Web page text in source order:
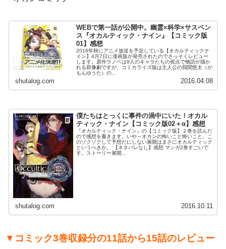
WEBで第一話が公開中。幽霊×科学×サスペン
ス『オカルティック・ナイン』【コミック版
01】感想
2016年秋にアニメ放送を予定している【オカルティックナ
イン】4月7日に漫画版が発売されたのでさっそくレビュー
します。原作ラノベは9人のキャラたちの視点で物語が描か
れる群像劇ですが、コミカライズ版は主人公の我聞悠太（が
もんゆうた）の...
shutalog.com 2016.04.08
僕たちはとっくに事件の渦中にいた！オカル
ティック・ナイン【コミック版02＋α】感想
『オカルティック・ナイン』の【コミック版】２巻を読んだ
ので感想を書きます。いや～オカンの怖いこと怖いこと。こ
のゾクゾクして予想だにしない展開はまさにオカルティック
というべきか。 【ネタバレなし】感想 マンガ2巻すごいで
す。ストーリー展開...
shutalog.com 2016.10.11
▼コミック3巻収録分の11話から15話のレビュー